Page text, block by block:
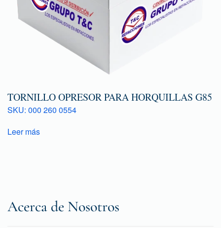
TORNILLO OPRESOR PARA HORQUILLAS G85
SKU: 000 260 0554
Leer más
Acerca de Nosotros